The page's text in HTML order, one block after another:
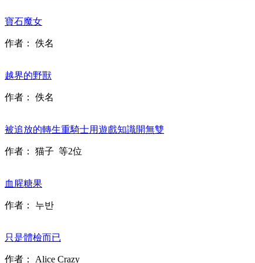
寶石魔女
作者： 佚名
越界的野獸
作者： 佚名
被追放的轉生重騎士用遊戲知識開無雙
作者： 猫子 等2位
血腥糖果
作者： 누반
只是體檢而已
作者： Alice Crazy